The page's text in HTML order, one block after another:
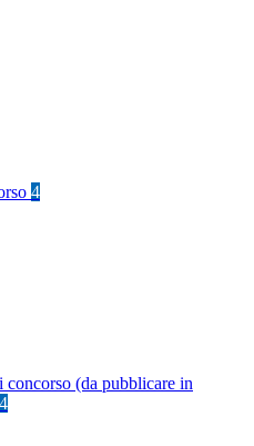
4
concorso (da pubblicare in
4